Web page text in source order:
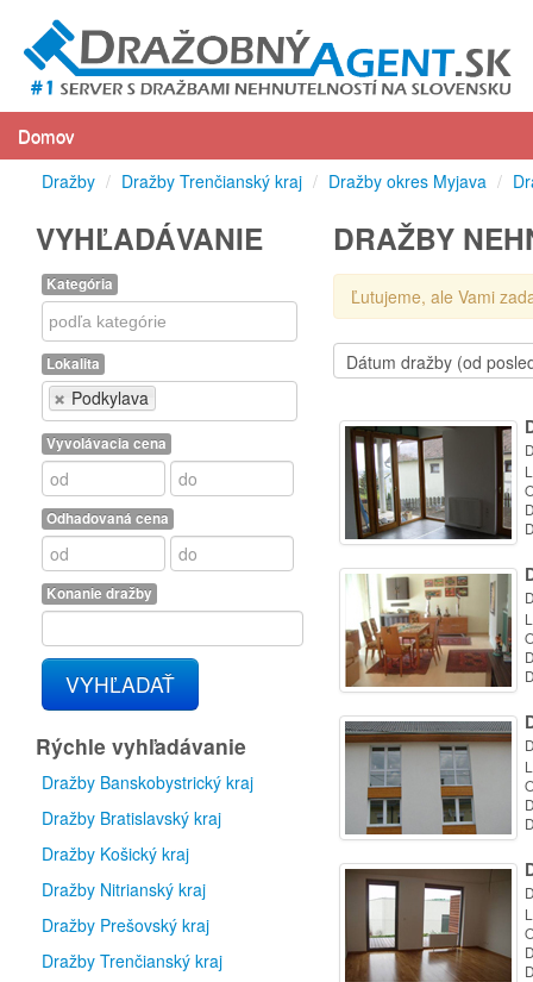
Domov
Dražby / Dražby Trenčianský kraj / Dražby okres Myjava /
VYHĽADÁVANIE
Kategória
Kategória
Lokalita
Podkylava
Lokalita
Vyvolávacia cena
Odhadovaná cena
Konanie dražby
VYHĽADAŤ
Rýchle vyhľadávanie
Dražby Banskobystrický kraj
Dražby Bratislavský kraj
Dražby Košický kraj
Dražby Nitrianský kraj
Dražby Prešovský kraj
Dražby Trenčianský kraj
DRAŽBY
Ľutujeme, ale Vami